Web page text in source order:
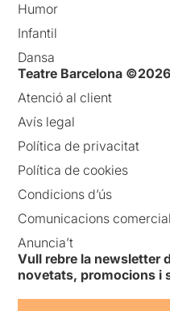
Humor
Infantil
Dansa
Teatre Barcelona ©2026
Atenció al client
Avís legal
Política de privacitat
Política de cookies
Condicions d’ús
Comunicacions
Anuncia’t
Vull rebre la newsletter
novetats, promocions i